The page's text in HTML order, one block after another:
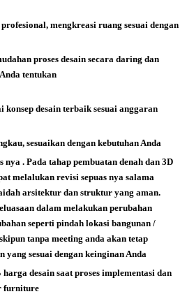
mengkreasi ruang sesuai dengan
proses desain secara daring dan
tentukan
konsep desain terbaik sesuai anggaran
sesuaikan dengan kebutuhan Anda
nya .Pada tahap pembuatan denah dan 3D
melalukan revisi sepuas nya salama
arsitektur dan struktur yang aman.
dalam melakukan perubahan
seperti pindah lokasi bangunan /
tanpa meeting anda akan tetap
yang sesuai dengan keinginan Anda
desain saat proses implementasi dan
furniture